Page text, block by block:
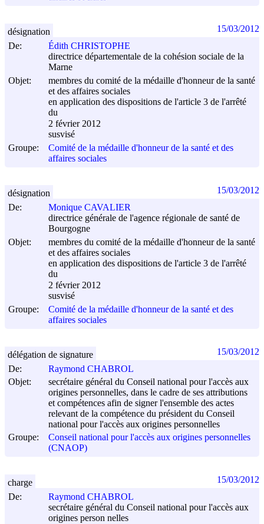
De:
Édith CHRISTOPHE
directrice départementale de la cohésion sociale de la
Marne
Objet:
membres du comité de la médaille d'honneur de la santé
et des affaires sociales
en application des dispositions de l'article 3 de l'arrêté
du
2 février 2012
susvisé
Groupe:
Comité de la médaille d'honneur de la santé et des
affaires sociales
désignation 15/03/2012
De:
Monique CAVALIER
directrice générale de l'agence régionale de santé de
Bourgogne
Objet:
membres du comité de la médaille d'honneur de la santé
et des affaires sociales
en application des dispositions de l'article 3 de l'arrêté
du
2 février 2012
susvisé
Groupe:
Comité de la médaille d'honneur de la santé et des
affaires sociales
désignation 15/03/2012
De:
Raymond CHABROL
Objet:
secrétaire général du Conseil national pour l'accès aux
origines personnelles, dans le cadre de ses attributions
et compétences afin de signer l'ensemble des actes
relevant de la compétence du président du Conseil
national pour l'accès aux origines personnelles
Groupe:
Conseil national pour l'accès aux origines personnelles
(CNAOP)
délégation de signature 15/03/2012
De:
Raymond CHABROL
secrétaire général du Conseil national pour l'accès aux
origines person nelles
charge 15/03/2012